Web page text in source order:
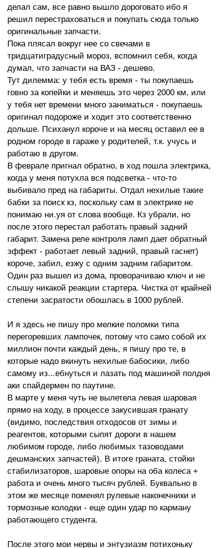
делал сам, все равно вышло дороговато ибо я
решил перестраховаться и покупать сюда только
оригинальные запчасти.
Пока плясал вокруг нее со свечами в
тридцатиградусный мороз, вспомнил себя, когда
думал, что запчасти на ВАЗ - дешево.
Тут дилемма: у тебя есть время - ты покупаешь
говно за копейки и меняешь это через 2000 км, или
у тебя нет времени много заниматься - покупаешь
оригинал подороже и ходит это соответственно
дольше. Психанул короче и на месяц оставил ее в
родном городе в гараже у родителей, т.к. учусь и
работаю в другом.
В феврале пригнал обратно, в ход пошла электрика,
когда у меня потухла вся подсветка - что-то
выбивало пред на габариты. Отдал нехилые такие
бабки за поиск кз, поскольку сам в электрике не
понимаю ни.уя от слова вообще. Кз убрали, но
после этого перестал работать правый задний
габарит. Замена реле контроля ламп дает обратный
эффект - работает левый задний, правый гаснет)
короче, забил, езжу с одним задним габаритом.
Один раз вышел из дома, проворачиваю ключ и не
слышу никакой реакции стартера. Чистка от крайней
степени засратости обошлась в 1000 рублей.
И я здесь не пишу про мелкие поломки типа
перегоревших лампочек, потому что само собой их
миллион почти каждый день, я пишу про те, в
которые надо вкинуть нехилые бабосики, либо
самому из...ебнуться и лазать под машиной полдня
аки спайдермен по паутине.
В марте у меня чуть не вылетела левая шаровая
прямо на ходу, в процессе закусившая гранату
(видимо, последствия отходосов от зимы и
реагентов, которыми сыпят дороги в нашем
любимом городе, либо любимых тазоводами
дешманских запчастей). В итоге граната, стойки
стабилизаторов, шаровые опоры на оба колеса +
работа и очень много тысяч рублей. Буквально в
этом же месяце поменял рулевые наконечники и
тормозные колодки - еще один удар по карману
работающего студента.
После этого мои нервы и энтузиазм потихоньку